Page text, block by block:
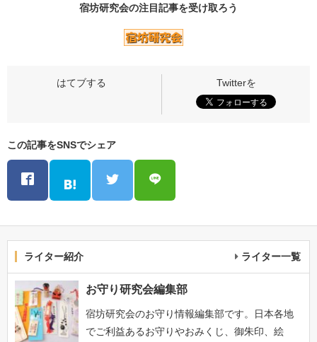
宿坊研究会の注目記事を受け取ろう
この記事をSNSでシェア
ライター紹介 ライター一覧
お守り研究会編集部
宿坊研究会のお守り情報編集部です。日本各地
でご利益あるお守りやおみくじ、御朱印、絵